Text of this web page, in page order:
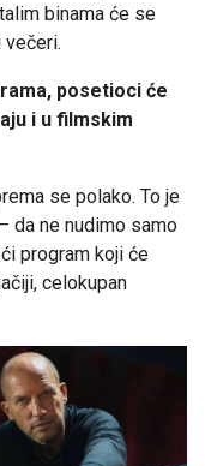
binama će se
posetioci će
i u filmskim
se polako. To je
da ne nudimo samo
program koji će
celokupan